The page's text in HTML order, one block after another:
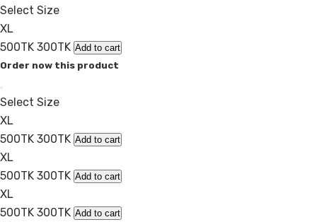
Select Size
XL
500TK 300TK Add to cart
Order now this product
Select Size
XL
500TK 300TK Add to cart
XL
500TK 300TK Add to cart
XL
500TK 300TK Add to cart